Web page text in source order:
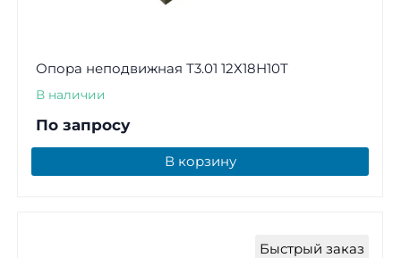
Опора неподвижная Т3.01 12Х18Н10Т
В наличии
По запросу
В корзину
Быстрый заказ